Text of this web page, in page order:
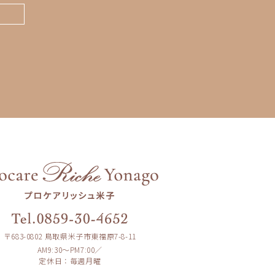
〒683-0802 鳥取県米子市東福原7-8-11
AM9:30〜PM7:00／
定休日：毎週月曜